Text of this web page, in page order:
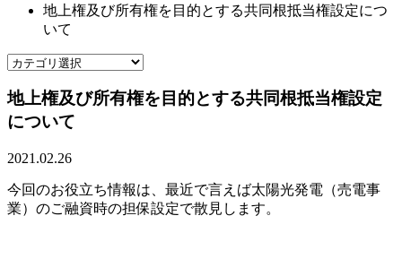
地上権及び所有権を目的とする共同根抵当権設定につ
いて
地上権及び所有権を目的とする共同根抵当権設定
について
2021.02.26
今回のお役立ち情報は、最近で言えば太陽光発電（売電事
業）のご融資時の担保設定で散見します。